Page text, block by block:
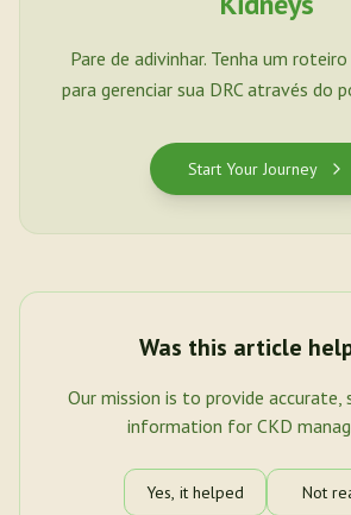
Pare de adivinhar. Tenha um
para gerenciar sua DRC através do
Start Your Journey
Was this article
Our mission is to provide accurate,
information for CKD
Yes, it helped Not